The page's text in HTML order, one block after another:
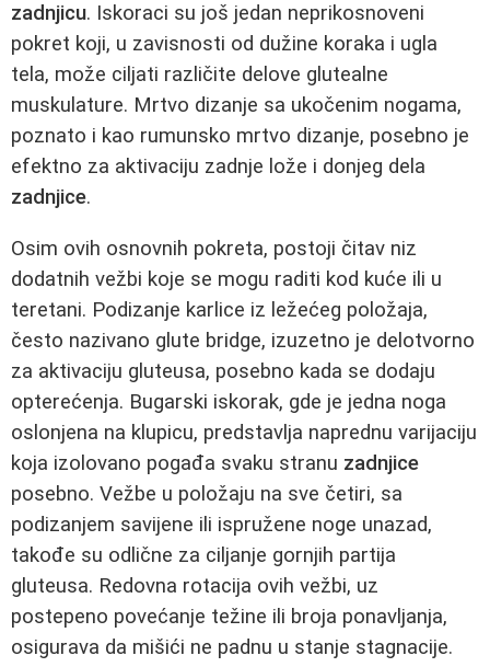
zadnjicu. Iskoraci su još jedan neprikosnoveni
pokret koji, u zavisnosti od dužine koraka i ugla
tela, može ciljati različite delove glutealne
muskulature. Mrtvo dizanje sa ukočenim nogama,
poznato i kao rumunsko mrtvo dizanje, posebno je
efektno za aktivaciju zadnje lože i donjeg dela
zadnjice.
Osim ovih osnovnih pokreta, postoji čitav niz
dodatnih vežbi koje se mogu raditi kod kuće ili u
teretani. Podizanje karlice iz ležećeg položaja,
često nazivano glute bridge, izuzetno je delotvorno
za aktivaciju gluteusa, posebno kada se dodaju
opterećenja. Bugarski iskorak, gde je jedna noga
oslonjena na klupicu, predstavlja naprednu varijaciju
koja izolovano pogađa svaku stranu zadnjice
posebno. Vežbe u položaju na sve četiri, sa
podizanjem savijene ili ispružene noge unazad,
takođe su odlične za ciljanje gornjih partija
gluteusa. Redovna rotacija ovih vežbi, uz
postepeno povećanje težine ili broja ponavljanja,
osigurava da mišići ne padnu u stanje stagnacije.